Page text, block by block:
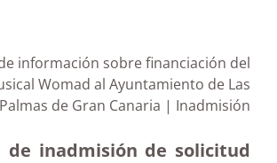
información sobre financiación del
Womad al Ayuntamiento de Las
Palmas de Gran Canaria | Inadmisión
de inadmisión de solicitud